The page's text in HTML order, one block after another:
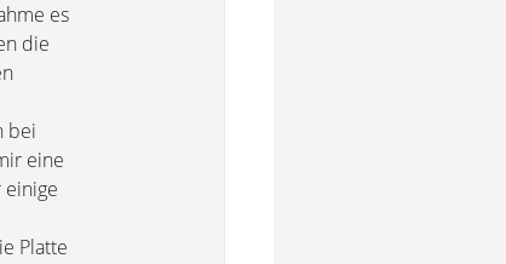
es
die
bei
eine
einige
Platte